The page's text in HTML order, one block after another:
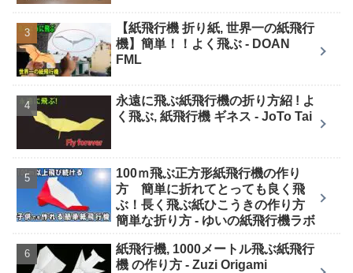
【紙飛行機 折り紙, 世界一の紙飛行
機】簡単！！よく飛ぶ - DOAN
FML
永遠に飛ぶ紙飛行機の折り方紹 ! よ
く飛ぶ, 紙飛行機 ギネス - JoTo Tai
100ｍ飛ぶ正方形紙飛行機の作り
方 簡単に折れてとっても良く飛
ぶ！長く飛ぶ紙ひこうきの作り方
簡単な折り方 - ゆいの紙飛行機ラボ
紙飛行機, 1000メートル飛ぶ紙飛行
機 の作り方 - Zuzi Origami